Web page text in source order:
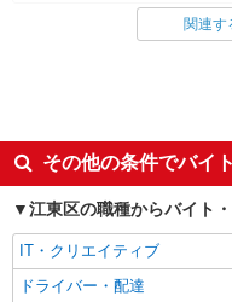
同じ雇用形態から大島(東
入社日応相談
経験者・有資格者歓迎
女性活躍中
フリーター歓迎
ブランクOK
関連す
その他の条件でバイ
江東区の職種からバイト
IT・クリエイティブ
ドライバー・配達